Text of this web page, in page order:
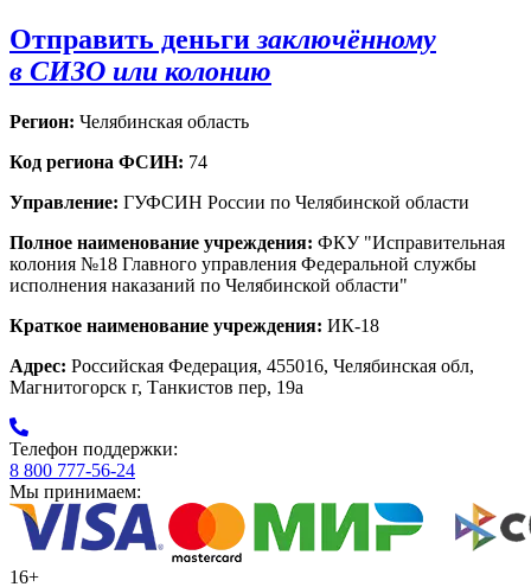
Отправить деньги заключённому
в СИЗО или колонию
Регион: Челябинская область
Код региона ФСИН: 74
Управление: ГУФСИН России по Челябинской области
Полное наименование учреждения: ФКУ "Исправительная
колония №18 Главного управления Федеральной службы
исполнения наказаний по Челябинской области"
Краткое наименование учреждения: ИК-18
Адрес: Российская Федерация, 455016, Челябинская обл,
Магнитогорск г, Танкистов пер, 19а
Телефон поддержки:
8 800 777-56-24
Мы принимаем:
16+